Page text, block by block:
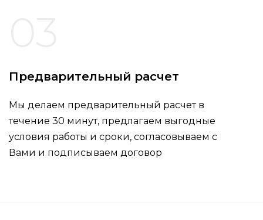
Предварительный расчет
Мы делаем предварительный расчет в
течение 30 минут, предлагаем выгодные
условия работы и сроки, согласовываем с
Вами и подписываем договор